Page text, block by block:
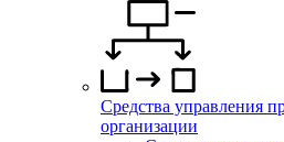
Средства управления
организации